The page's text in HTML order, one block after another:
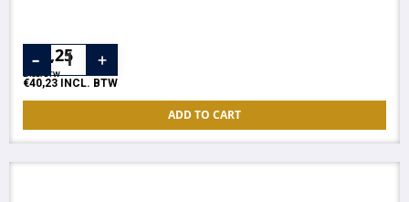
33,25
EXCL. BTW
€40,23 INCL. BTW
ADD TO CART